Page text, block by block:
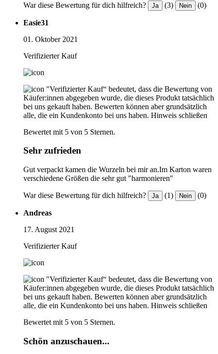
War diese Bewertung für dich hilfreich? Ja (3) Nein (0)
Easie31
01. Oktober 2021
Verifizierter Kauf
"Verifizierter Kauf“ bedeutet, dass die Bewertung von
Käufer:innen abgegeben wurde, die dieses Produkt tatsächlich
bei uns gekauft haben. Bewerten können aber grundsätzlich
alle, die ein Kundenkonto bei uns haben. Hinweis schließen
Bewertet mit 5 von 5 Sternen.
Sehr zufrieden
Gut verpackt kamen die Wurzeln bei mir an.Im Karton waren
verschiedene Größen die sehr gut "harmonieren"
War diese Bewertung für dich hilfreich? Ja (1) Nein (0)
Andreas
17. August 2021
Verifizierter Kauf
"Verifizierter Kauf“ bedeutet, dass die Bewertung von
Käufer:innen abgegeben wurde, die dieses Produkt tatsächlich
bei uns gekauft haben. Bewerten können aber grundsätzlich
alle, die ein Kundenkonto bei uns haben. Hinweis schließen
Bewertet mit 5 von 5 Sternen.
Schön anzuschauen...